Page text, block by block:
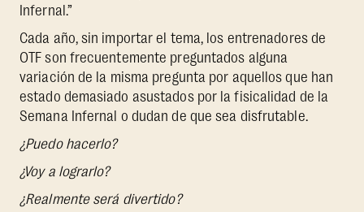
Infernal.”
Cada año, sin importar el tema, los entrenadores de
OTF son frecuentemente preguntados alguna
variación de la misma pregunta por aquellos que han
estado demasiado asustados por la fisicalidad de la
Semana Infernal o dudan de que sea disfrutable.
¿Puedo hacerlo?
¿Voy a lograrlo?
¿Realmente será divertido?